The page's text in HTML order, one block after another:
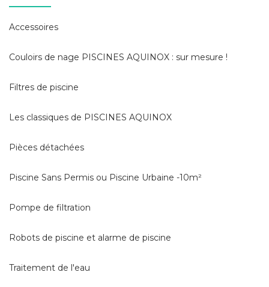
Accessoires
Couloirs de nage PISCINES AQUINOX : sur mesure !
Filtres de piscine
Les classiques de PISCINES AQUINOX
Pièces détachées
Piscine Sans Permis ou Piscine Urbaine -10m²
Pompe de filtration
Robots de piscine et alarme de piscine
Traitement de l'eau